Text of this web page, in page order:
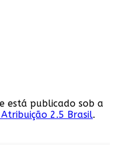
está publicado sob a
2.5 Brasil.